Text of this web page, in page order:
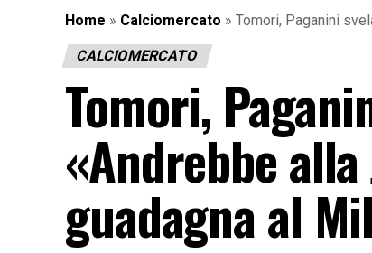
Home » Calciomercato » Tomori, Paganini
CALCIOMERCATO
Tomori,
«Andrebbe
guadagna al